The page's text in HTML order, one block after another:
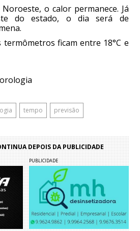
o calor permanece. Já
do estado, o dia será de
termômetros ficam entre 18°C e
tempo previsão
DEPOIS DA PUBLICIDADE
PUBLICIDADE